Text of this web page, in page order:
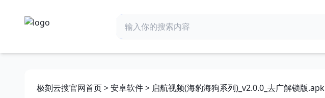
极刻云搜官网首页>安卓软件> 启航视频(海豹海狗系列)_v2.0.0_去广解锁版.apk